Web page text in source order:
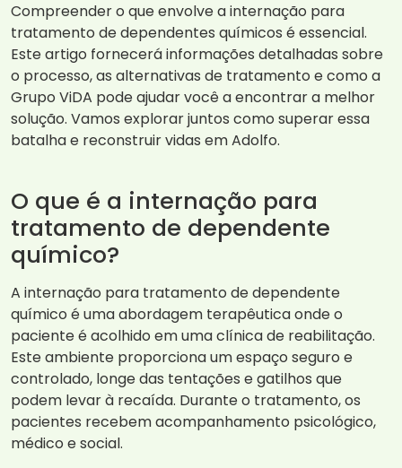
Compreender o que envolve a internação para
tratamento de dependentes químicos é essencial.
Este artigo fornecerá informações detalhadas sobre
o processo, as alternativas de tratamento e como a
Grupo ViDA pode ajudar você a encontrar a melhor
solução. Vamos explorar juntos como superar essa
batalha e reconstruir vidas em Adolfo.
O que é a internação para
tratamento de dependente
químico?
A internação para tratamento de dependente
químico é uma abordagem terapêutica onde o
paciente é acolhido em uma clínica de reabilitação.
Este ambiente proporciona um espaço seguro e
controlado, longe das tentações e gatilhos que
podem levar à recaída. Durante o tratamento, os
pacientes recebem acompanhamento psicológico,
médico e social.